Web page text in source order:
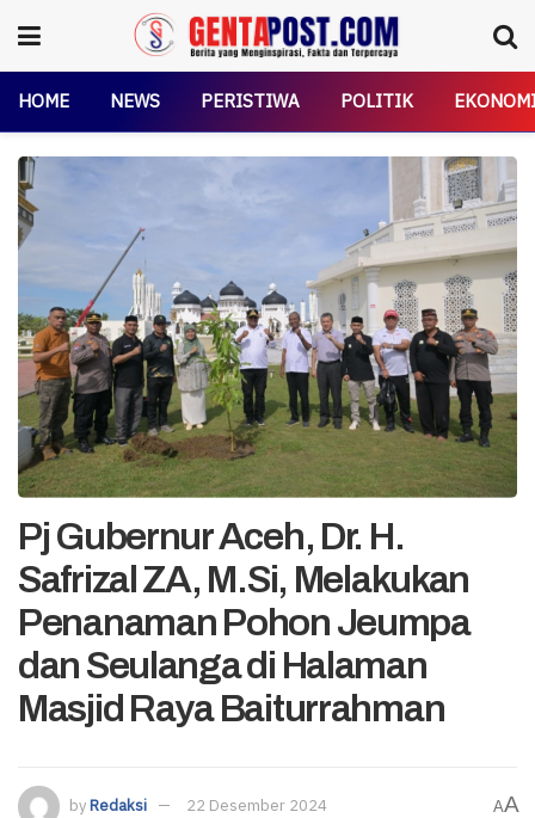
HOME NEWS PERISTIWA POLITIK
Pj Gubernur Aceh, Dr. H.
Safrizal ZA, M.Si, Melakukan
Penanaman Pohon Jeumpa
dan Seulanga di Halaman
Masjid Raya Baiturrahman
byRedaksi 22 Desember 2024 AA